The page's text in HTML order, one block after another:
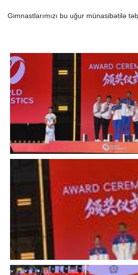
Gimnastlarımızı bu uğur münasibətilə